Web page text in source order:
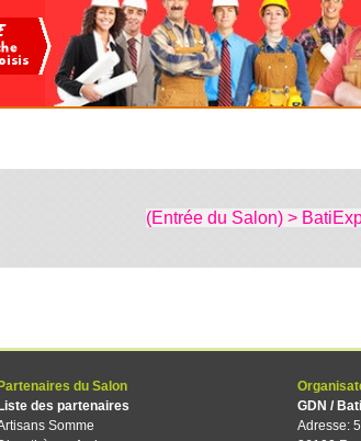
(Entrée du Salon) >
Partenaires du Salon
Liste des partenaires
Somme
GDN /
Adresse: